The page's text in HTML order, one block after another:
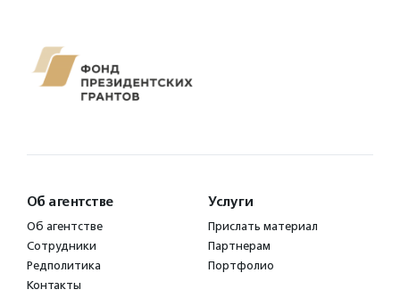
Об агентстве
Об агентстве
Сотрудники
Редполитика
Контакты
Услуги
Прислать материал
Партнерам
Портфолио